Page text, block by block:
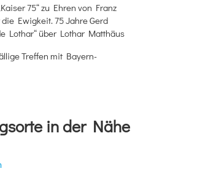
75“ zu Ehren von Franz
die Ewigkeit. 75 Jahre Gerd
Lothar“ über Lothar Matthäus
Treffen mit Bayern-
in der Nähe